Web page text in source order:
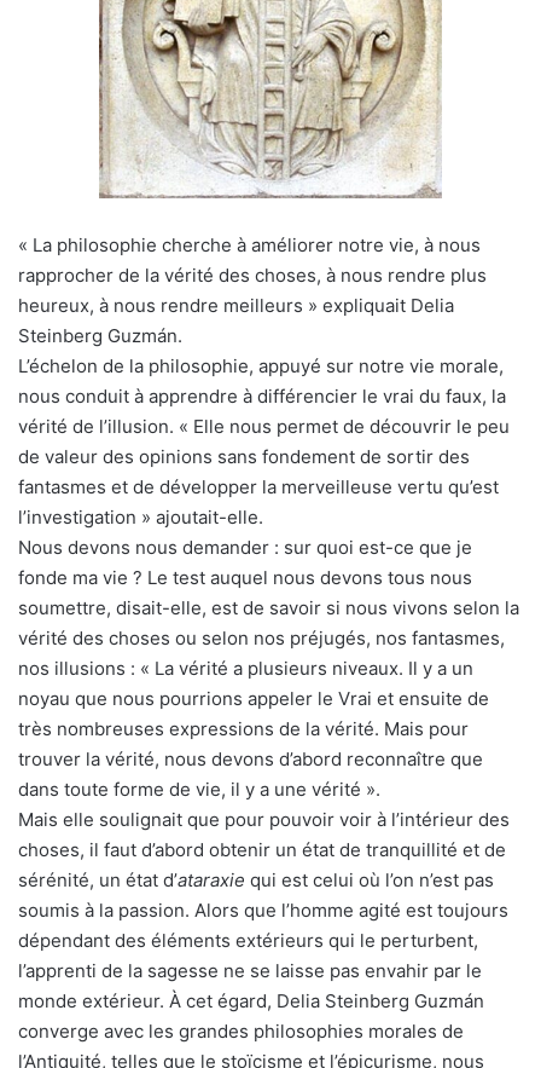
« La philosophie cherche à améliorer notre vie, à nous
rapprocher de la vérité des choses, à nous rendre plus
heureux, à nous rendre meilleurs » expliquait Delia
Steinberg Guzmán.
L’échelon de la philosophie, appuyé sur notre vie morale,
nous conduit à apprendre à différencier le vrai du faux, la
vérité de l’illusion. « Elle nous permet de découvrir le peu
de valeur des opinions sans fondement de sortir des
fantasmes et de développer la merveilleuse vertu qu’est
l’investigation » ajoutait-elle.
Nous devons nous demander : sur quoi est-ce que je
fonde ma vie ? Le test auquel nous devons tous nous
soumettre, disait-elle, est de savoir si nous vivons selon la
vérité des choses ou selon nos préjugés, nos fantasmes,
nos illusions : « La vérité a plusieurs niveaux. Il y a un
noyau que nous pourrions appeler le Vrai et ensuite de
très nombreuses expressions de la vérité. Mais pour
trouver la vérité, nous devons d’abord reconnaître que
dans toute forme de vie, il y a une vérité ».
Mais elle soulignait que pour pouvoir voir à l’intérieur des
choses, il faut d’abord obtenir un état de tranquillité et de
sérénité, un état d’ataraxie qui est celui où l’on n’est pas
soumis à la passion. Alors que l’homme agité est toujours
dépendant des éléments extérieurs qui le perturbent,
l’apprenti de la sagesse ne se laisse pas envahir par le
monde extérieur. À cet égard, Delia Steinberg Guzmán
converge avec les grandes philosophies morales de
l’Antiquité, telles que le stoïcisme et l’épicurisme, nous